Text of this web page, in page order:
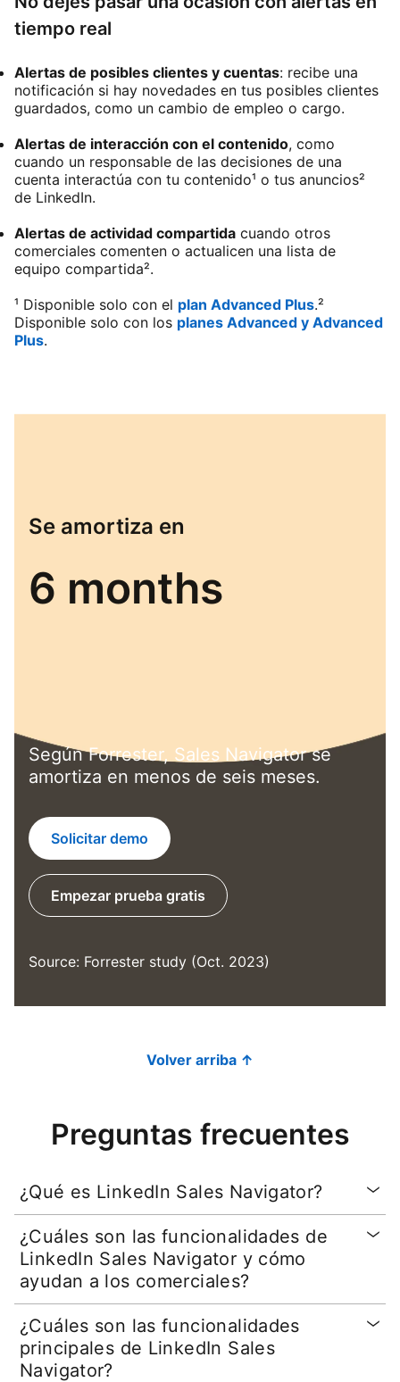
tiempo real
Alertas de posibles clientes y cuentas: recibe una
notificación si hay novedades en tus posibles clientes
guardados, como un cambio de empleo o cargo.
Alertas de interacción con el contenido, como
cuando un responsable de las decisiones de una
cuenta interactúa con tu contenido¹ o tus anuncios²
de LinkedIn.
Alertas de actividad compartida cuando otros
comerciales comenten o actualicen una lista de
equipo compartida².
¹ Disponible solo con el plan Advanced Plus.²
Disponible solo con los planes Advanced y Advanced
Plus.
Se amortiza en
6 months
Según Forrester, Sales Navigator se
amortiza en menos de seis meses.
Solicitar demo
Empezar prueba gratis
opens in a new tab
Source: Forrester study (Oct. 2023)
Volver arriba ↑
Preguntas frecuentes
¿Qué es LinkedIn Sales Navigator?
¿Cuáles son las funcionalidades de
LinkedIn Sales Navigator y cómo
ayudan a los comerciales?
¿Cuáles son las funcionalidades
principales de LinkedIn Sales
Navigator?